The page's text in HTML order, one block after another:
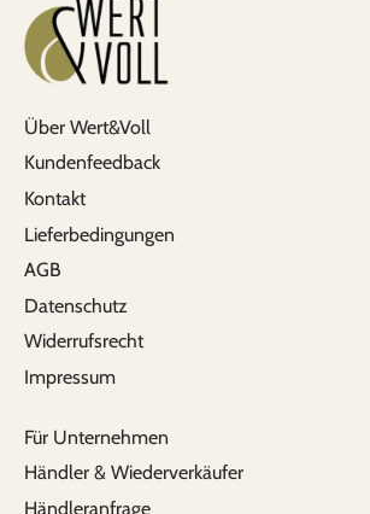
Über Wert&Voll
Kundenfeedback
Kontakt
Lieferbedingungen
AGB
Datenschutz
Widerrufsrecht
Impressum
Für Unternehmen
Händler & Wiederverkäufer
Händleranfrage